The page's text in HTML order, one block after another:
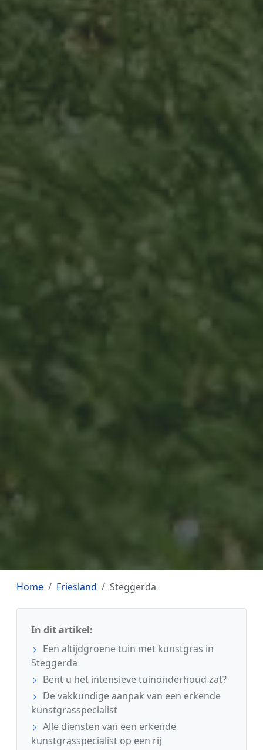
Home Friesland Steggerda
In dit artikel:
Een altijdgroene tuin met kunstgras in
Steggerda
Bent u het intensieve tuinonderhoud zat?
De vakkundige aanpak van een erkende
kunstgrasspecialist
Alle diensten van een erkende
kunstgrasspecialist op een rij